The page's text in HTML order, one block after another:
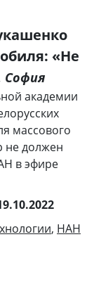
«Не
София
академии
массового
не должен
в эфире
, НАН